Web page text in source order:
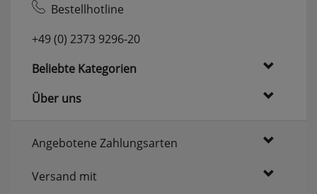
Bestellhotline
+49 (0) 2373 9296-20
Beliebte Kategorien
Über uns
Angebotene Zahlungsarten
Versand mit